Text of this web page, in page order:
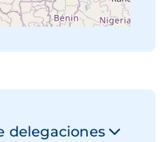
delegaciones